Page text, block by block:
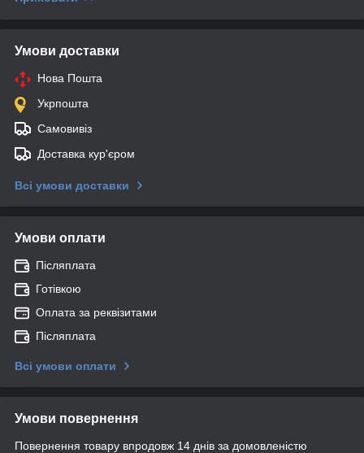
Умови доставки
Нова Пошта
Укрпошта
Самовивіз
Доставка кур'єром
Всі умови доставки
Умови оплати
Післяплата
Готівкою
Оплата за реквізитами
Післяплата
Всі умови оплати
Умови повернення
Повернення товару впродовж 14 днів за домовленістю